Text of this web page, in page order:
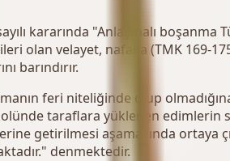
kararında "Anlaşmalı
olan velayet, nafaka (TMK 169-
barındırır.
feri niteliğinde olup
taraflara yüklenen
getirilmesi aşamasında ortaya
denmektedir.